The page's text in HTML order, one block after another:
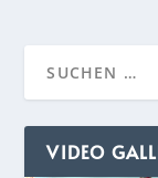
VIDEO